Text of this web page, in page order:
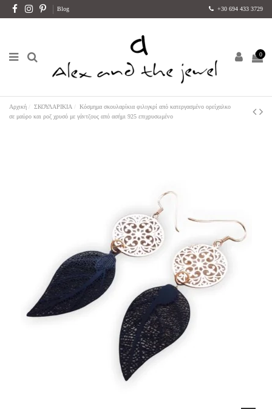
Blog +30 694 433 3729
0
Αρχική ΣΚΟΥΛΑΡΙΚΙΑ
Κόσμημα σκουλαρίκια φιλιγκρί από κατεργασμένο ορείχαλκο
σε μαύρο και ροζ χρυσό με γάντζους από ασήμι 925 επιχρυσωμένο